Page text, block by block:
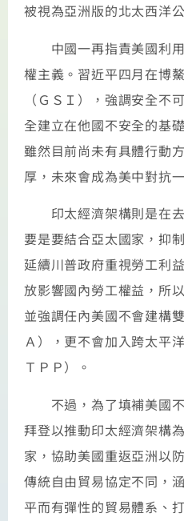
被視為亞洲版的北太西洋
中國一再指責美國利用
權主義。習近平四月在博
（ＧＳＩ），強調安全不
全建立在他國不安全的基
雖然目前尚未有具體行動
厚，未來會成為美中對抗
印太經濟架構則是在去
要是要結合亞太國家，抑
延續川普政府重視勞工利
放影響國內勞工權益，所
並強調任內美國不會建構
Ａ），更不會加入跨太平
ＴＰＰ）。
不過，為了填補美國不
拜登以推動印太經濟架構
家，協助美國重返亞洲以
傳統自由貿易協定不同，
平而有彈性的貿易體系、